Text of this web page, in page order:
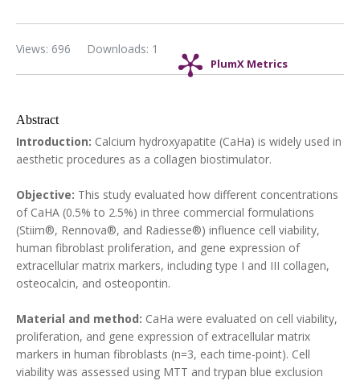
PlumX Metrics
Downloads: 1
Views: 696
Abstract
Introduction: Calcium hydroxyapatite (CaHa) is widely used in
aesthetic procedures as a collagen biostimulator.
Objective: This study evaluated how different concentrations
of CaHA (0.5% to 2.5%) in three commercial formulations
(Stiim®, Rennova®, and Radiesse®) influence cell viability,
human fibroblast proliferation, and gene expression of
extracellular matrix markers, including type I and III collagen,
osteocalcin, and osteopontin.
Material and method: CaHa were evaluated on cell viability,
proliferation, and gene expression of extracellular matrix
markers in human fibroblasts (n=3, each time-point). Cell
viability was assessed using MTT and trypan blue exclusion